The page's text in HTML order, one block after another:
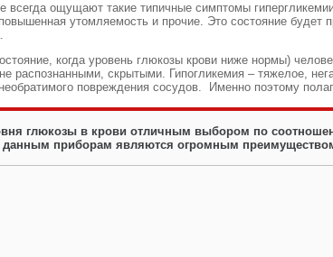
ощущают такие типичные симптомы
утомляемость и прочие. Это состояние будет
когда уровень глюкозы крови ниже нормы)
распознанными, скрытыми. Гипогликемия – тяжелое,
повреждения сосудов. Именно поэтому
глюкозы в крови отличным выбором по
приборам являются огромным